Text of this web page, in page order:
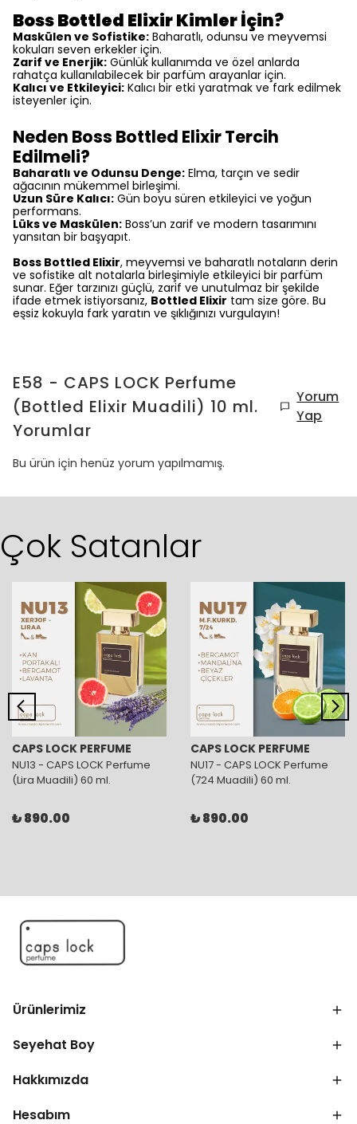
Boss Bottled Elixir Kimler İçin?
Maskülen ve Sofistike: Baharatlı, odunsu ve meyvemsi
kokuları seven erkekler için.
Zarif ve Enerjik: Günlük kullanımda ve özel anlarda
rahatça kullanılabilecek bir parfüm arayanlar için.
Kalıcı ve Etkileyici: Kalıcı bir etki yaratmak ve fark edilmek
isteyenler için.
Neden Boss Bottled Elixir Tercih
Edilmeli?
Baharatlı ve Odunsu Denge: Elma, tarçın ve sedir
ağacının mükemmel birleşimi.
Uzun Süre Kalıcı: Gün boyu süren etkileyici ve yoğun
performans.
Lüks ve Maskülen: Boss’un zarif ve modern tasarımını
yansıtan bir başyapıt.
Boss Bottled Elixir, meyvemsi ve baharatlı notaların derin
ve sofistike alt notalarla birleşimiyle etkileyici bir parfüm
sunar. Eğer tarzınızı güçlü, zarif ve unutulmaz bir şekilde
ifade etmek istiyorsanız, Bottled Elixir tam size göre. Bu
eşsiz kokuyla fark yaratın ve şıklığınızı vurgulayın!
E58 - CAPS LOCK Perfume
(Bottled Elixir Muadili) 10 ml.
Yorumlar
Yorum
Yap
Bu ürün için henüz yorum yapılmamış.
Çok Satanlar
CAPS LOCK PERFUME
NU13 - CAPS LOCK Perfume
(Lira Muadili) 60 ml.
₺ 890.00
CAPS LOCK PERFUME
NU17 - CAPS LOCK Perfume
(724 Muadili) 60 ml.
₺ 890.00
Ürünlerimiz
Seyehat Boy
Hakkımızda
Hesabım